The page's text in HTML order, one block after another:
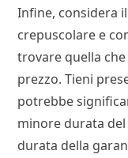
Infine, considera
crepuscolare e
trovare quella
prezzo. Tieni
potrebbe
minore durata
durata della